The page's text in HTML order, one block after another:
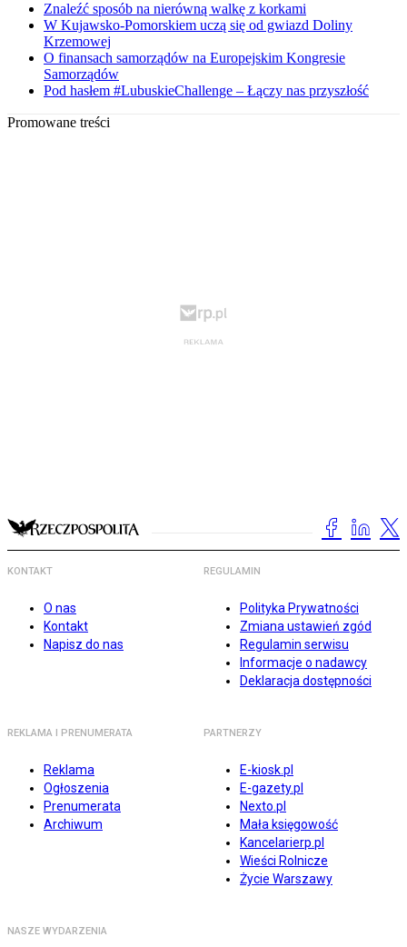
Znaleźć sposób na nierówną walkę z korkami
W Kujawsko-Pomorskiem uczą się od gwiazd Doliny
Krzemowej
O finansach samorządów na Europejskim Kongresie
Samorządów
Pod hasłem #LubuskieChallenge – Łączy nas przyszłość
Promowane treści
KONTAKT
O nas
Kontakt
Napisz do nas
REGULAMIN
Polityka Prywatności
Zmiana ustawień zgód
Regulamin serwisu
Informacje o nadawcy
Deklaracja dostępności
REKLAMA I PRENUMERATA
Reklama
Ogłoszenia
Prenumerata
Archiwum
PARTNERZY
E-kiosk.pl
E-gazety.pl
Nexto.pl
Mała księgowość
Kancelarierp.pl
Wieści Rolnicze
Życie Warszawy
NASZE WYDARZENIA